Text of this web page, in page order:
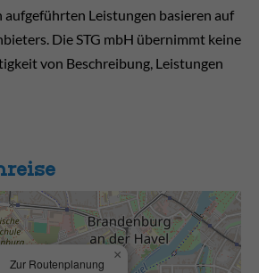
aufgeführten Leistungen basieren auf
Die STG mbH übernimmt keine
von Beschreibung, Leistungen
Zur Routenplanung
×